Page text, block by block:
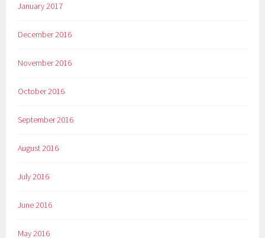
January 2017
December 2016
November 2016
October 2016
September 2016
August 2016
July 2016
June 2016
May 2016